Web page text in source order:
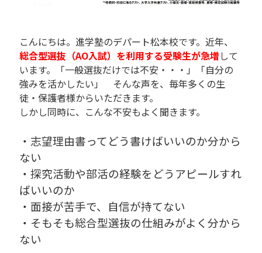
こんにちは。進学塾のデパート松本校です。近年、
総合型選抜（AO入試）を利用する受験生が急増して
います。「一般選抜だけでは不安・・・」「自分の
強みを活かしたい」 そんな声を、毎年多くの生
徒・保護者様からいただきます。
しかし同時に、こんな不安もよく聞きます。
・志望理由書ってどう書けばいいのか分から
ない
・探究活動や部活の経験をどうアピールすれ
ばいいのか
・面接が苦手で、自信が持てない
・そもそも総合型選抜の仕組みがよく分から
ない